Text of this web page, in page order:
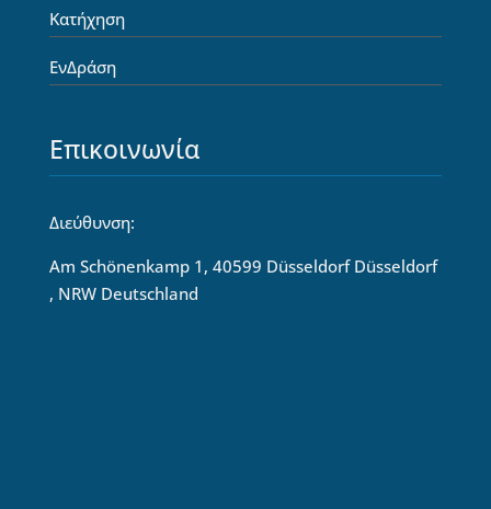
Κατήχηση
ΕνΔράση
Επικοινωνία
Διεύθυνση:
Am Schönenkamp 1, 40599 Düsseldorf Düsseldorf
, NRW Deutschland